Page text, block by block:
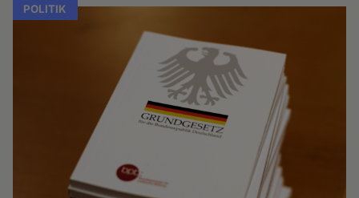
POLITIK